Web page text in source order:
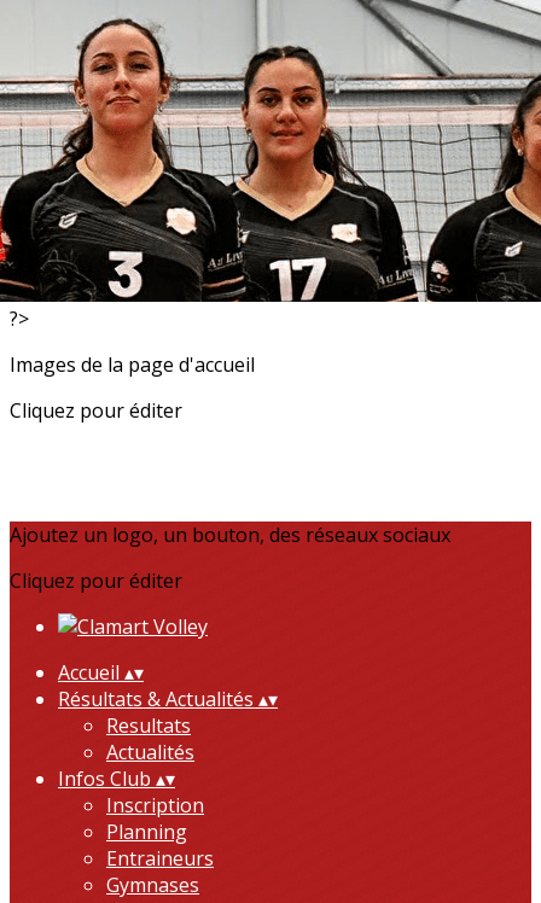
Exporter les lignes sélectionnées
Exporter toutes les colonnes
Exporter uniquement les colonnes affichées
Menu
<
Resultats
Actualités
?>
Images de la page d'accueil
Cliquez pour éditer
Ajoutez un logo, un bouton, des réseaux sociaux
Cliquez pour éditer
Accueil ▴▾
Résultats & Actualités ▴▾
Resultats
Actualités
Infos Club ▴▾
Inscription
Planning
Entraineurs
Gymnases